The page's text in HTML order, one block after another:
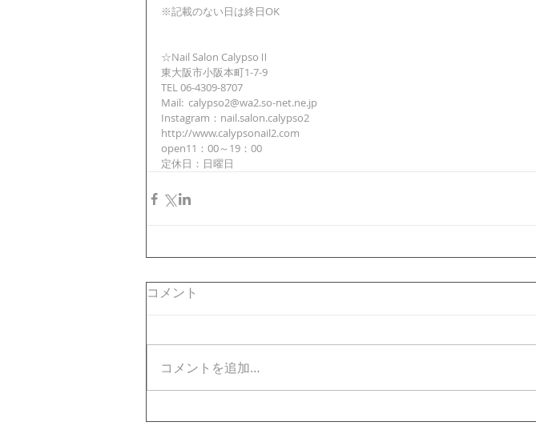
※記載のない日は終日OK
☆Nail Salon CalypsoⅡ
東大阪市小阪本町1-7-9
TEL 06-4309-8707
Mail:  calypso2@wa2.so-net.ne.jp
Instagram：nail.salon.calypso2
http://www.calypsonail2.com
open11：00～19：00
定休日：日曜日
コメント
コメントを追加…